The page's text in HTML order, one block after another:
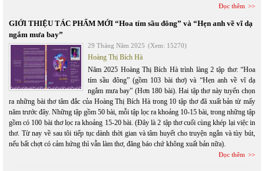
Đọc thêm
GIỚI THIỆU TÁC PHẨM MỚI “Hoa tím sầu đông” và “Hẹn anh về vĩ dạ
ngắm mưa bay”
29 Tháng Năm 2025 (Xem: 15270)
Hoàng Thị Bích Hà
Năm 2025 Hoàng Thị Bích Hà trình làng 2 tập thơ: “Hoa
tím sầu đông” (gồm 103 bài thơ) và “Hẹn anh về vĩ dạ
ngắm mưa bay” (Hơn 180 bài). Hai tập thơ này tuyển chọn
ra những bài thơ tâm đắc của Hoàng Thị Bích Hà trong 10 tập thơ đã xuất bản từ mấy
năm trước đây. Những tập gồm 50 bài, mỗi tập lọc ra khoảng 10-15 bài, trong những tập
gồm có 100 bài thơ lọc ra khoảng 15-20 bài. (Đây là 2 tập thơ cuối cùng khép lại việc in
thơ. Từ nay về sau tôi tiếp tục dành thời gian và tâm huyết cho truyện ngắn và tùy bút,
nếu bất chợt có cảm hứng thì vẫn làm thơ, đăng báo chứ không xuất bản nữa).
Đọc thêm